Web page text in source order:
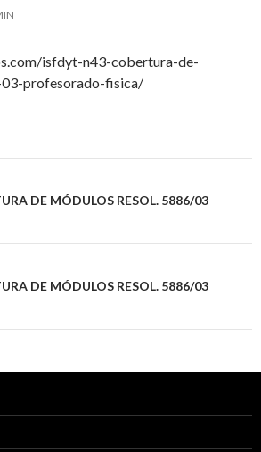
isfdyt-n43-cobertura-de-
profesorado-fisica/
DE MÓDULOS RESOL. 5886/03
DE MÓDULOS RESOL. 5886/03